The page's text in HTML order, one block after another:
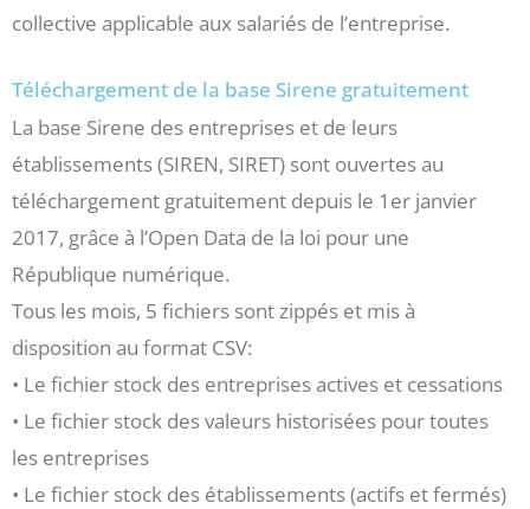
collective applicable aux salariés de l’entreprise.
Téléchargement de la base Sirene gratuitement
La base Sirene des entreprises et de leurs
établissements (SIREN, SIRET) sont ouvertes au
téléchargement gratuitement depuis le 1er janvier
2017, grâce à l’Open Data de la loi pour une
République numérique.
Tous les mois, 5 fichiers sont zippés et mis à
disposition au format CSV:
• Le fichier stock des entreprises actives et cessations
• Le fichier stock des valeurs historisées pour toutes
les entreprises
• Le fichier stock des établissements (actifs et fermés)